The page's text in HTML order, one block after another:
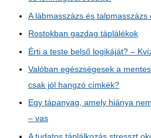
A lábmasszázs és talpmasszázs
Rostokban gazdag táplálékok
Érti a teste belső logikáját? –
Valóban egészségesek a
csak jól hangzó címkék?
Egy tápanyag, amely hiánya
– vas